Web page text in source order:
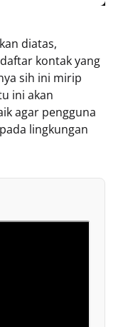
diatas,
kontak yang
sih ini mirip
ini akan
agar pengguna
lingkungan